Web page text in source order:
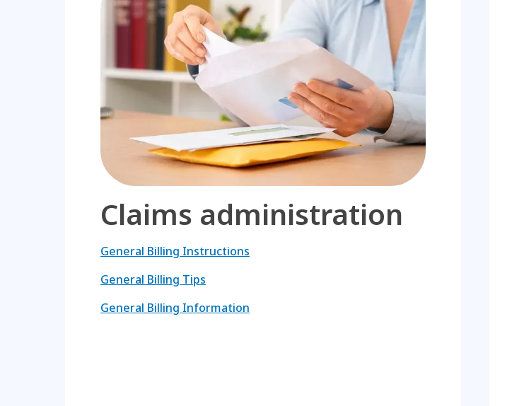
Claims administration
General Billing Instructions
General Billing Tips
General Billing Information